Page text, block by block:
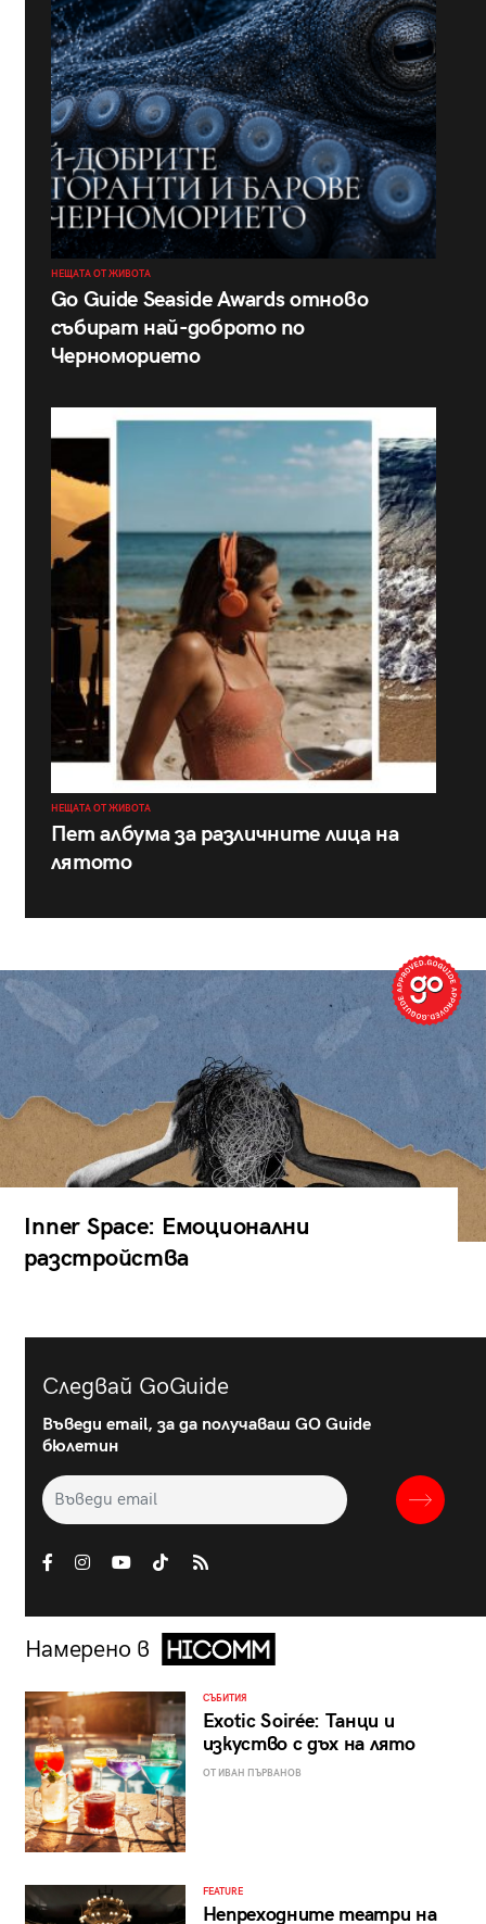
НЕЩАТА ОТ ЖИВОТА
Go Guide Seaside Awards отново
събират най-доброто по
Черноморието
НЕЩАТА ОТ ЖИВОТА
Пет албума за различните лица на
лятото
Inner Space: Емоционални
разстройства
Следвай GoGuide
Въведи email, за да получаваш GO Guide
бюлетин
Намерено в
СЪБИТИЯ
Exotic Soirée: Танци и
изкуство с дъх на лято
ОТ ИВАН ПЪРВАНОВ
FEATURE
Непреходните театри на